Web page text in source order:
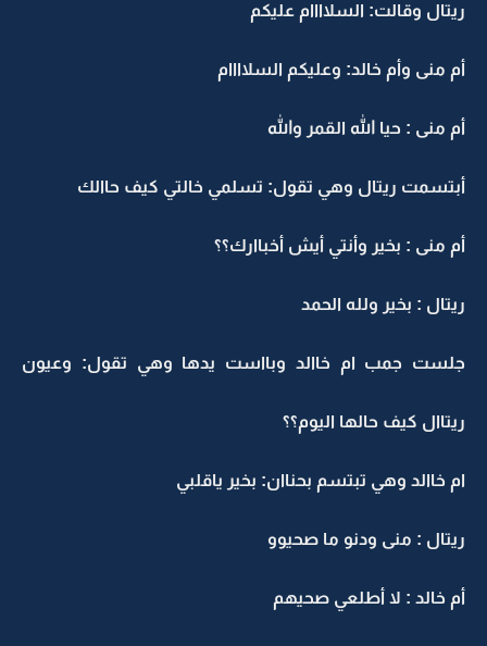
ريتال وقالت: السلاااام عليكم
أم منى وأم خالد: وعليكم السلاااام
أم منى : حيا الله القمر والله
أبتسمت ريتال وهي تقول: تسلمي خالتي كيف حاالك
أم منى : بخير وأنتي أيش أخباارك؟؟
ريتال : بخير ولله الحمد
جلست جمب ام خاالد وبااست يدها وهي تقول: وعيون
ريتاال كيف حالها اليوم؟؟
ام خاالد وهي تبتسم بحناان: بخير ياقلبي
ريتال : منى ودنو ما صحيوو
أم خالد : لا أطلعي صحيهم